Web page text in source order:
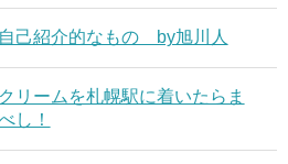
己紹介的なもの by旭川人
リームを札幌駅に着いたらま
し！